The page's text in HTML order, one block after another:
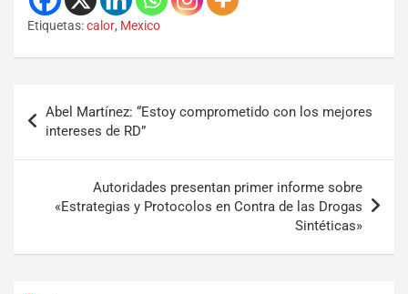
Etiquetas:calor, Mexico
Abel Martínez: “Estoy comprometido con los mejores
intereses de RD”
Autoridades presentan primer informe sobre
«Estrategias y Protocolos en Contra de las Drogas
Sintéticas»